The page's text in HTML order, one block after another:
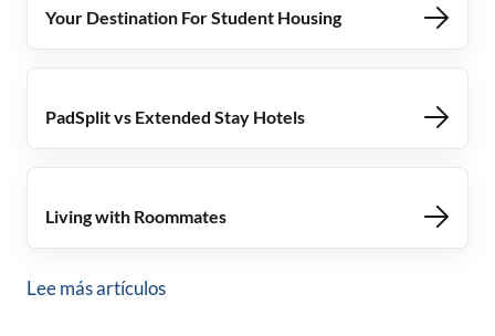
Your Destination For Student Housing
PadSplit vs Extended Stay Hotels
Living with Roommates
Lee más artículos